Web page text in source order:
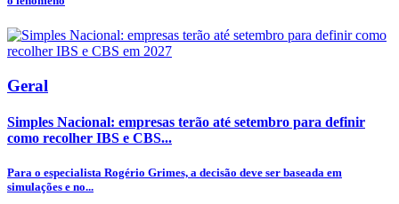
Geral
Simples Nacional: empresas terão até setembro para definir
como recolher IBS e CBS...
Para o especialista Rogério Grimes, a decisão deve ser baseada em
simulações e no...